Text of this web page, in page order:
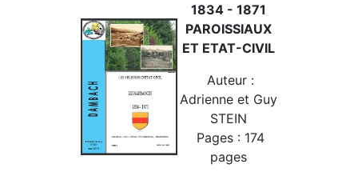
1834 - 1871
PAROISSIAUX
ET ETAT-CIVIL
Auteur :
Adrienne et Guy
STEIN
Pages : 174
pages